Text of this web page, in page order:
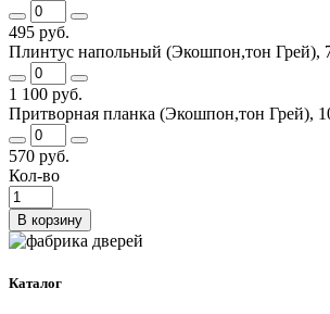
495 руб.
Плинтус напольный (Экошпон,тон Грей),
1 100 руб.
Притворная планка (Экошпон,тон Грей),
570 руб.
Кол-во
В корзину
Каталог